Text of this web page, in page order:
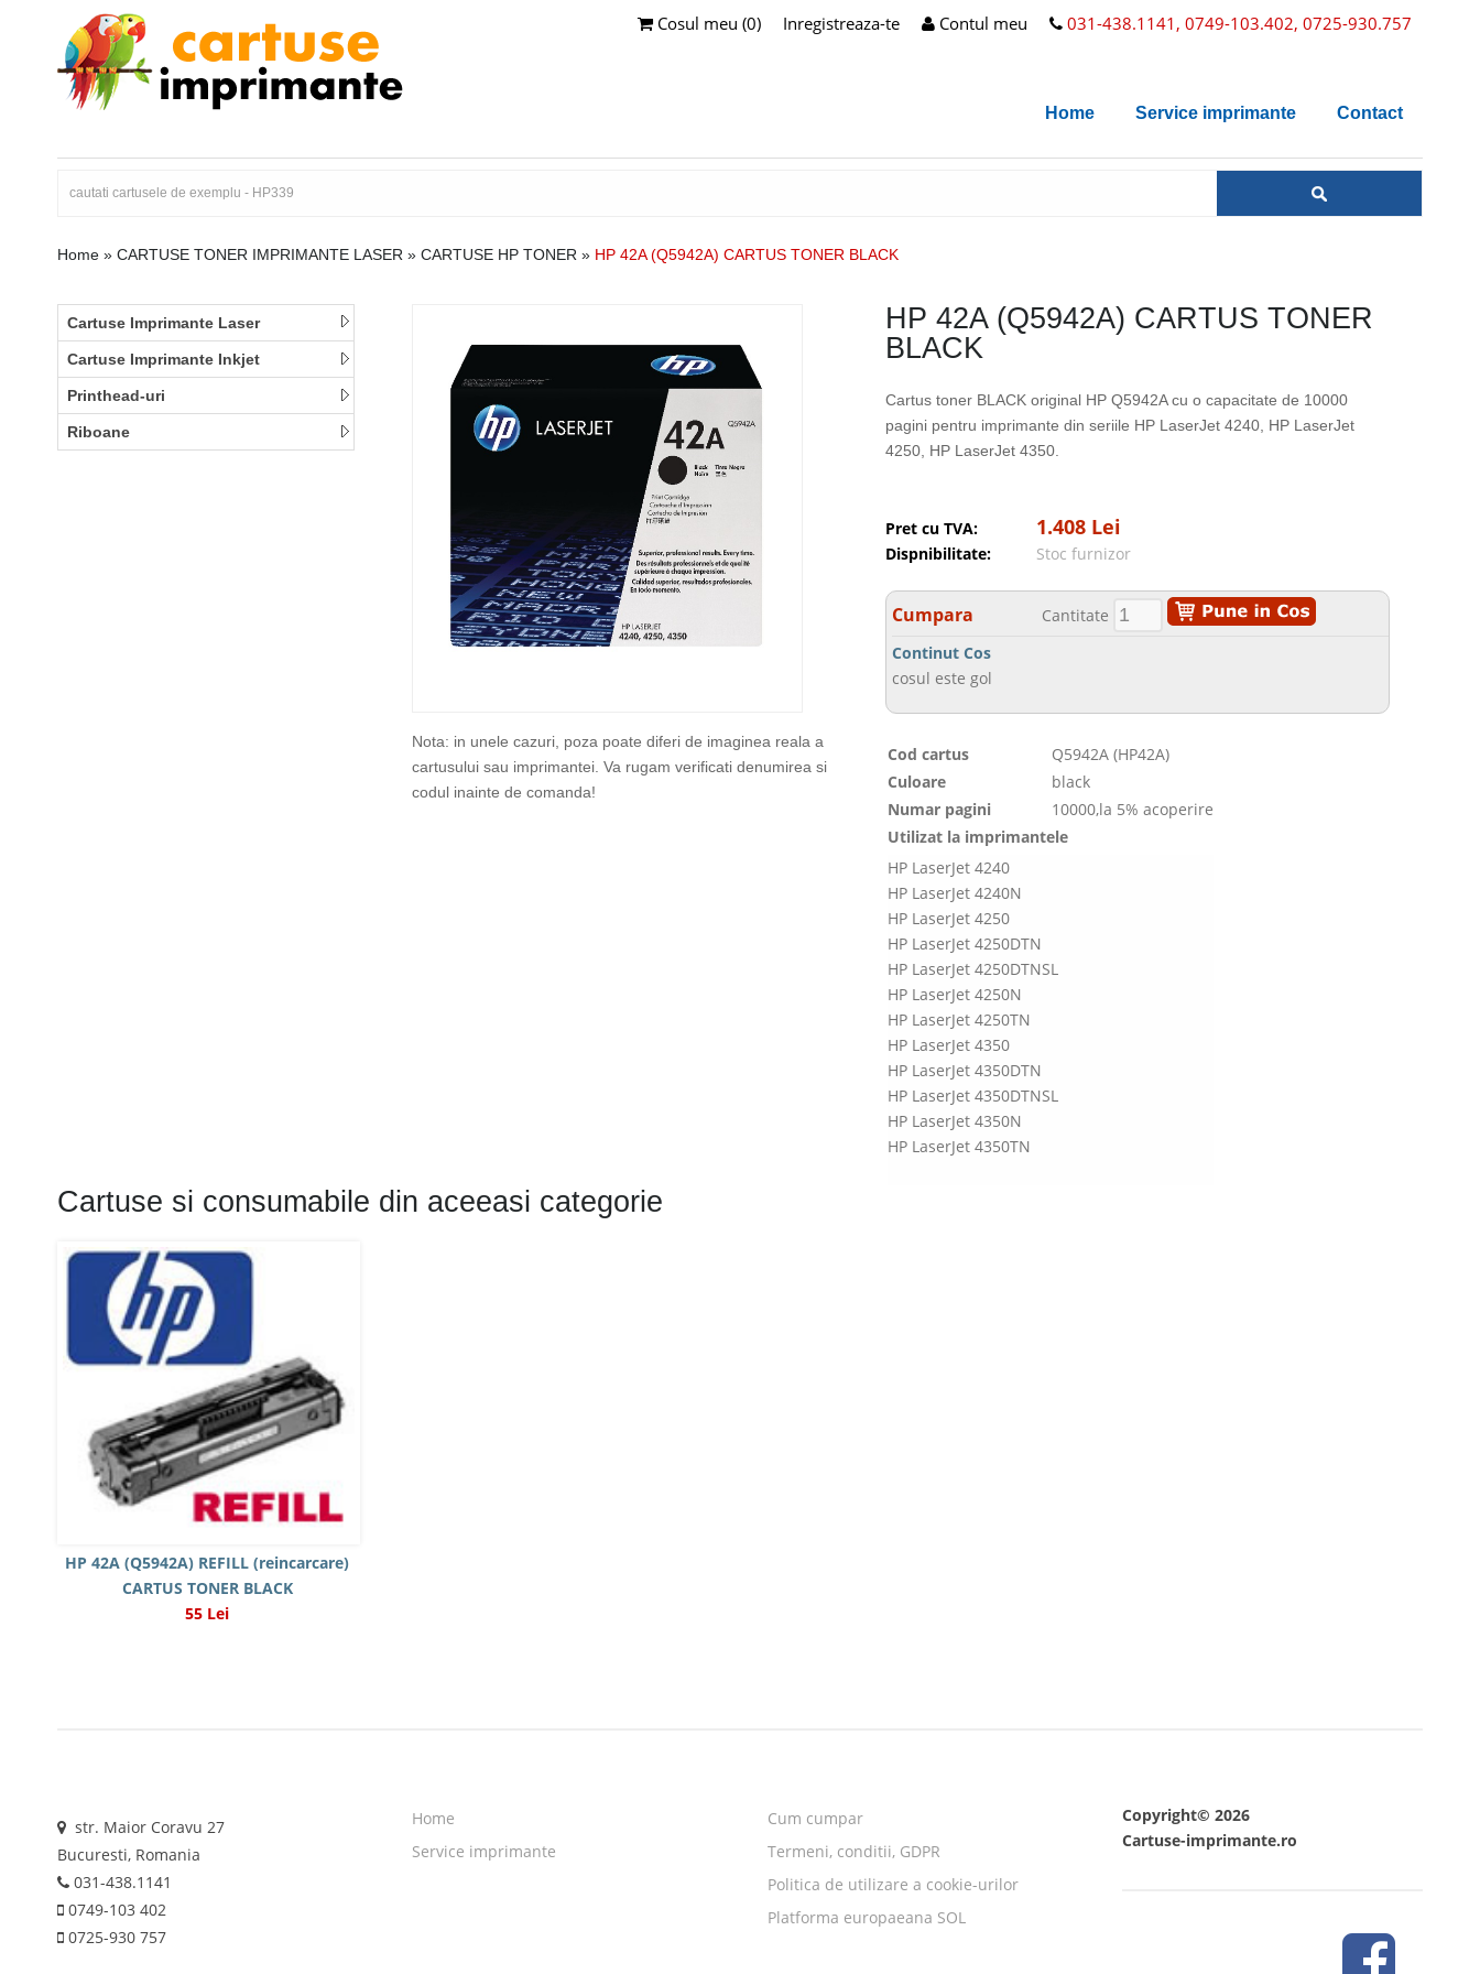
031-438.1141, 0749-103.402, 0725-930.757
Contul meu
Inregistreaza-te
Cosul meu (0)
Home Service imprimante Contact
Home » CARTUSE TONER IMPRIMANTE LASER » CARTUSE HP TONER » HP 42A (Q5942A) CARTUS TONER BLACK
Cartuse Imprimante Laser
Cartuse Imprimante Inkjet
Printhead-uri
Riboane
Nota: in unele cazuri, poza poate diferi de imaginea reala a
cartusului sau imprimantei. Va rugam verificati denumirea si
codul inainte de comanda!
HP 42A (Q5942A) CARTUS TONER
BLACK
Cartus toner BLACK original HP Q5942A cu o capacitate de 10000
pagini pentru imprimante din seriile HP LaserJet 4240, HP LaserJet
4250, HP LaserJet 4350.
Pret cu TVA: 1.408 Lei
Dispnibilitate: Stoc furnizor
Cumpara
Cantitate
Continut Cos
cosul este gol
Cod cartus
Q5942A (HP42A)
Culoare
black
Numar pagini
10000,la 5% acoperire
Utilizat la imprimantele
HP LaserJet 4240
HP LaserJet 4240N
HP LaserJet 4250
HP LaserJet 4250DTN
HP LaserJet 4250DTNSL
HP LaserJet 4250N
HP LaserJet 4250TN
HP LaserJet 4350
HP LaserJet 4350DTN
HP LaserJet 4350DTNSL
HP LaserJet 4350N
HP LaserJet 4350TN
Cartuse si consumabile din aceeasi categorie
HP 42A (Q5942A) REFILL (reincarcare)
CARTUS TONER BLACK
55 Lei
str. Maior Coravu 27
Bucuresti, Romania
031-438.1141
0749-103 402
0725-930 757
Home
Service imprimante
Cum cumpar
Termeni, conditii, GDPR
Politica de utilizare a cookie-urilor
Platforma europaeana SOL
Copyright© 2026
Cartuse-imprimante.ro